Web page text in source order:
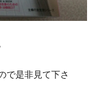
で是非見て下さ